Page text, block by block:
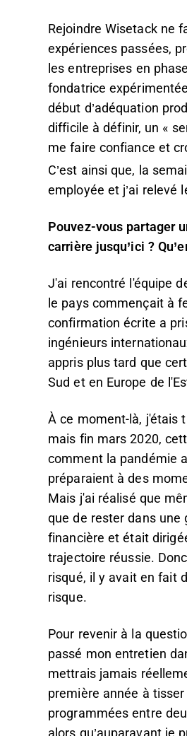
Rejoindre Wisetack ne
expériences passées,
les entreprises en
fondatrice
début d’adéquation
difficile à définir, un «
me faire confiance et
C’est ainsi que, la
employée et j’ai relevé
Pouvez-vous partager
carrière jusqu’ici ?
J'ai rencontré l'équipe
le pays commençait à
confirmation écrite a
ingénieurs
appris plus tard que
Sud et en Europe de
À ce moment-là, j'étais
mais fin mars 2020,
comment la pandémie
préparaient à des
Mais j'ai réalisé que
que de rester dans une
financière et était
trajectoire réussie.
risqué, il y avait en fait
risque.
Pour revenir à la
passé mon entretien
mettrais jamais
première année à
programmées entre
alors qu’auparavant je